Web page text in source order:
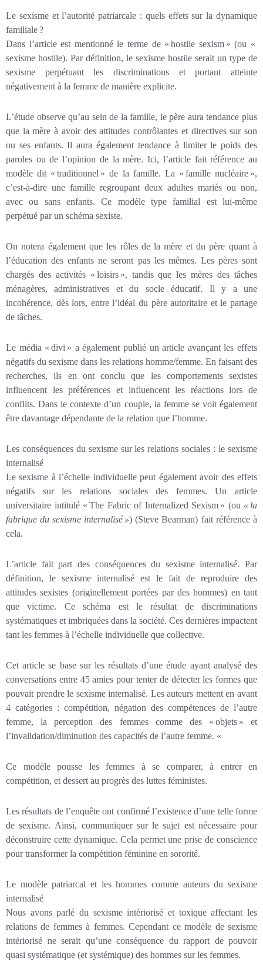
Le sexisme et l’autorité patriarcale : quels effets sur la dynamique
familiale ?
Dans l’article est mentionné le terme de « hostile sexism » (ou «
sexisme hostile). Par définition, le sexisme hostile serait un type de
sexisme perpétuant les discriminations et portant atteinte
négativement à la femme de manière explicite.
L’étude observe qu’au sein de la famille, le père aura tendance plus
que la mère à avoir des attitudes contrôlantes et directives sur son
ou ses enfants. Il aura également tendance à limiter le poids des
paroles ou de l’opinion de la mère. Ici, l’article fait référence au
modèle dit « traditionnel » de la famille. La « famille nucléaire »,
c’est-à-dire une famille regroupant deux adultes mariés ou non,
avec ou sans enfants. Ce modèle type familial est lui-même
perpétué par un schéma sexiste.
On notera également que les rôles de la mère et du père quant à
l’éducation des enfants ne seront pas les mêmes. Les pères sont
chargés des activités « loisirs », tandis que les mères des tâches
ménagères, administratives et du socle éducatif. Il y a une
incohérence, dès lors, entre l’idéal du père autoritaire et le partage
de tâches.
Le média « divi » a également publié un article avançant les effets
négatifs du sexisme dans les relations homme/femme. En faisant des
recherches, ils en ont conclu que les comportements sexistes
influencent les préférences et influencent les réactions lors de
conflits. Dans le contexte d’un couple, la femme se voit également
être davantage dépendante de la relation que l’homme.
Les conséquences du sexisme sur les relations sociales : le sexisme
internalisé
Le sexisme à l’échelle individuelle peut également avoir des effets
négatifs sur les relations sociales des femmes. Un article
universitaire intitulé « The Fabric of Internalized Sexism » (ou « la
fabrique du sexisme internalisé») (Steve Bearman) fait référence à
cela.
L’article fait part des conséquences du sexisme internalisé. Par
définition, le sexisme internalisé est le fait de reproduire des
attitudes sexistes (originellement portées par des hommes) en tant
que victime. Ce schéma est le résultat de discriminations
systématiques et imbriquées dans la société. Ces dernières impactent
tant les femmes à l’échelle individuelle que collective.
Cet article se base sur les résultats d’une étude ayant analysé des
conversations entre 45 amies pour tenter de détecter les formes que
pouvait prendre le sexisme internalisé. Les auteurs mettent en avant
4 catégories : compétition, négation des compétences de l’autre
femme, la perception des femmes comme des « objets » et
l’invalidation/diminution des capacités de l’autre femme. «
Ce modèle pousse les femmes à se comparer, à entrer en
compétition, et dessert au progrès des luttes féministes.
Les résultats de l’enquête ont confirmé l’existence d’une telle forme
de sexisme. Ainsi, communiquer sur le sujet est nécessaire pour
déconstruire cette dynamique. Cela permet une prise de conscience
pour transformer la compétition féminine en sororité.
Le modèle patriarcal et les hommes comme auteurs du sexisme
internalisé
Nous avons parlé du sexisme intériorisé et toxique affectant les
relations de femmes à femmes. Cependant ce modèle de sexisme
intériorisé ne serait qu’une conséquence du rapport de pouvoir
quasi systématique (et systémique) des hommes sur les femmes.